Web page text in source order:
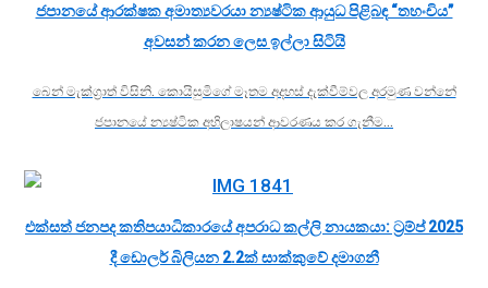
ජපානයේ ආරක්ෂක අමාත්‍යවරයා න්‍යෂ්ටික ආයුධ පිළිබඳ “තහංචිය”
අවසන් කරන ලෙස ඉල්ලා සිටියි
බෙන් මැක්ග්‍රාත් විසිනි. කොයිසුමිගේ මෑතම අදහස් දැක්වීම්වල අරමුණ වන්නේ
ජපානයේ න්‍යෂ්ටික අභිලාෂයන් ආවරණය කර ගැනීම…
එක්සත් ජනපද කතිපයාධිකාරයේ අපරාධ කල්ලි නායකයා: ට්‍රම්ප් 2025
දී ඩොලර් බිලියන 2.2ක් සාක්කුවේ දමාගනී